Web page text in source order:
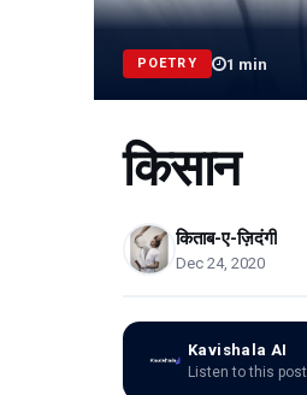
POETRY 1 min
किसान
किताब-ए-ज़िदंगी
Dec 24, 2020
Kavishala AI
Listen to this post